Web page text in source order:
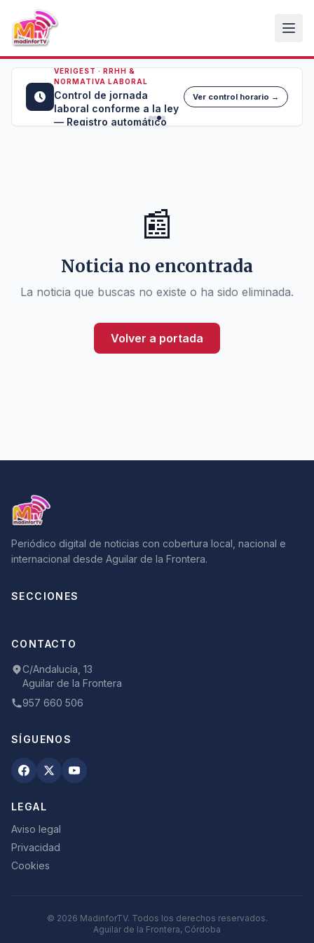
VERIGEST · RRHH &
NORMATIVA LABORAL
Control de jornada
laboral conforme a la ley
— Registro automático
Ver control horario →
📰
Noticia no encontrada
La noticia que buscas no existe o ha sido eliminada.
Volver a portada
Periódico digital de noticias con cobertura local, nacional e
internacional desde Aguilar de la Frontera.
SECCIONES
CONTACTO
C/Andalucía, 13
Aguilar de la Frontera
957 660 506
SÍGUENOS
LEGAL
Aviso legal
Privacidad
Cookies
© 2026 MadinforTV. Todos los derechos reservados.
Aguilar de la Frontera, Córdoba